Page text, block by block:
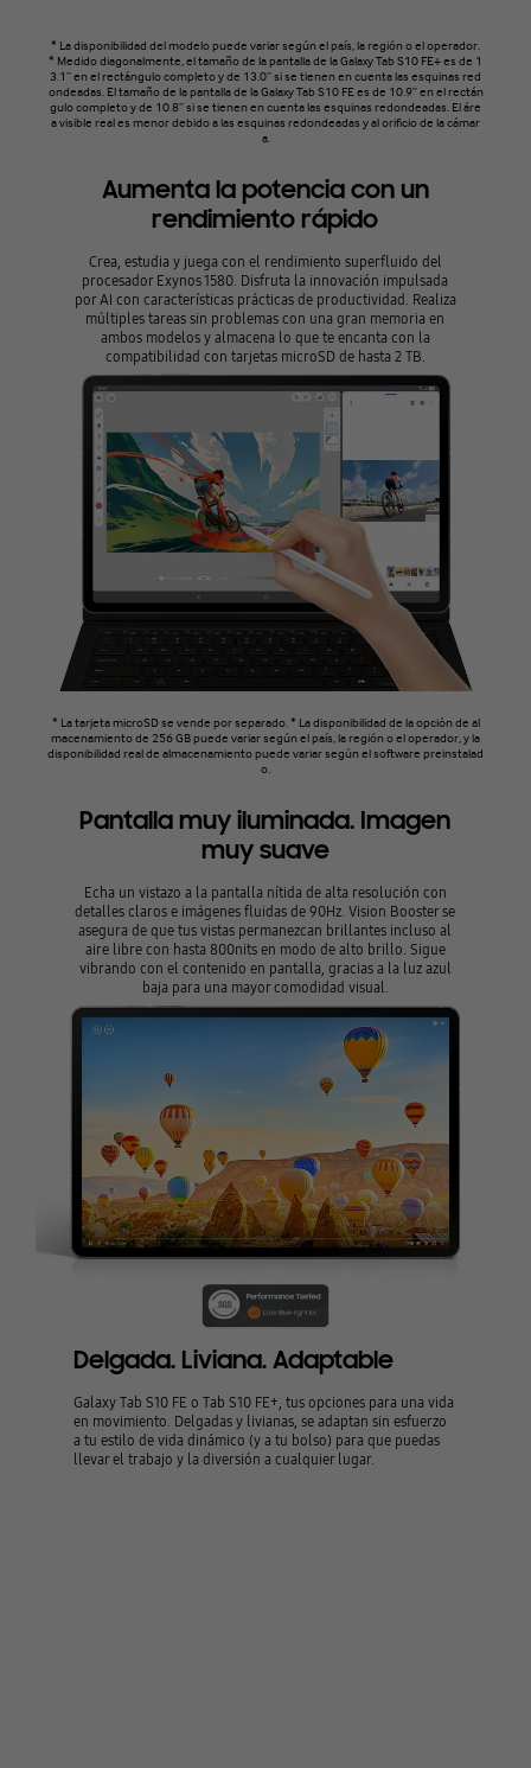
* La disponibilidad del modelo puede variar según el país, la región o el operador.
* Medido diagonalmente, el tamaño de la pantalla de la Galaxy Tab S10 FE+ es de 1
3.1” en el rectángulo completo y de 13.0” si se tienen en cuenta las esquinas red
ondeadas. El tamaño de la pantalla de la Galaxy Tab S10 FE es de 10.9” en el rectán
gulo completo y de 10.8” si se tienen en cuenta las esquinas redondeadas. El áre
a visible real es menor debido a las esquinas redondeadas y al orificio de la cámar
a.
Aumenta la potencia con un
rendimiento rápido
Crea, estudia y juega con el rendimiento superfluido del
procesador Exynos 1580. Disfruta la innovación impulsada
por AI con características prácticas de productividad. Realiza
múltiples tareas sin problemas con una gran memoria en
ambos modelos y almacena lo que te encanta con la
compatibilidad con tarjetas microSD de hasta 2 TB.
* La tarjeta microSD se vende por separado. * La disponibilidad de la opción de al
macenamiento de 256 GB puede variar según el país, la región o el operador, y la
disponibilidad real de almacenamiento puede variar según el software preinstalad
o.
Pantalla muy iluminada. Imagen
muy suave
Echa un vistazo a la pantalla nítida de alta resolución con
detalles claros e imágenes fluidas de 90Hz. Vision Booster se
asegura de que tus vistas permanezcan brillantes incluso al
aire libre con hasta 800nits en modo de alto brillo. Sigue
vibrando con el contenido en pantalla, gracias a la luz azul
baja para una mayor comodidad visual.
Delgada. Liviana. Adaptable
Galaxy Tab S10 FE o Tab S10 FE+, tus opciones para una vida
en movimiento. Delgadas y livianas, se adaptan sin esfuerzo
a tu estilo de vida dinámico (y a tu bolso) para que puedas
llevar el trabajo y la diversión a cualquier lugar.